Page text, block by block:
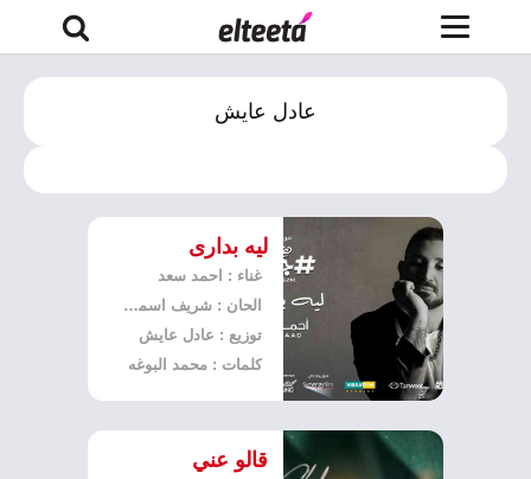
عادل عايش
ليه بدارى
غناء : احمد سعد
الحان : شريف اسماعيل
توزيع : عادل عايش
كلمات : محمد البوغه
قالو عني